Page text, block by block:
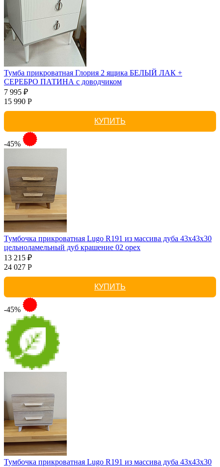
Тумба прикроватная Глория 2 ящика БЕЛЫЙ ЛАК +
СЕРЕБРО ПАТИНА с доводчиком
7 995 ₽
15 990 Р
КУПИТЬ
-45%
Тумбочка прикроватная Lugo R191 из массива дуба 43х43х30
цельноламельный дуб крашение 02 орех
13 215 ₽
24 027 Р
КУПИТЬ
-45%
Тумбочка прикроватная Lugo R191 из массива дуба 43х43х30